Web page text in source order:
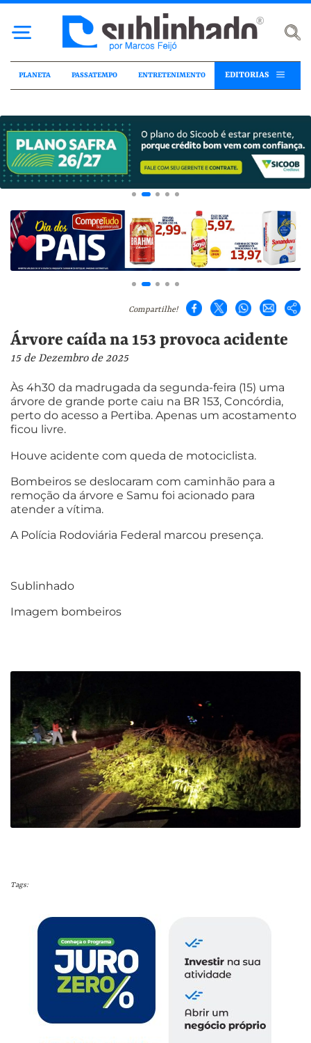
PLANETA PASSATEMPO ENTRETENIMENTO EDITORIAS
Compartilhe!
Árvore caída na 153 provoca acidente
15 de Dezembro de 2025
Às 4h30 da madrugada da segunda-feira (15) uma
árvore de grande porte caiu na BR 153, Concórdia,
perto do acesso a Pertiba. Apenas um acostamento
ficou livre.
Houve acidente com queda de motociclista.
Bombeiros se deslocaram com caminhão para a
remoção da árvore e Samu foi acionado para
atender a vítima.
A Polícia Rodoviária Federal marcou presença.
Sublinhado
Imagem bombeiros
Tags: